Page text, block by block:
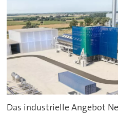
Das industrielle Angebot